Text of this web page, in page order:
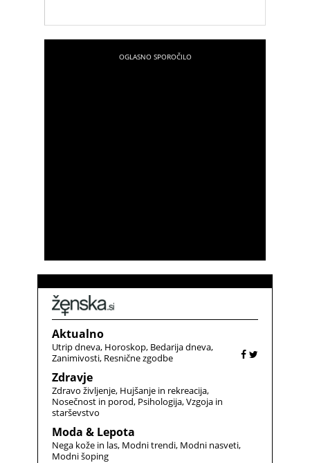
Aktualno
Utrip dneva Horoskop Bedarija dneva
Zanimivosti Resnične zgodbe
Zdravje
Zdravo življenje Hujšanje in rekreacija
Nosečnost in porod Psihologija Vzgoja in
starševstvo
Moda & Lepota
Nega kože in las Modni trendi Modni nasveti
Modni šoping